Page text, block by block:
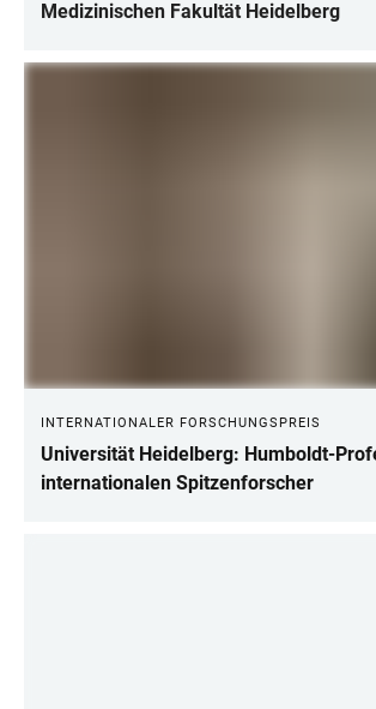
Medizinischen Fakultät Heidelberg
INTERNATIONALER FORSCHUNGSPREIS
Universität Heidelberg: Humboldt-
internationalen Spitzenforscher